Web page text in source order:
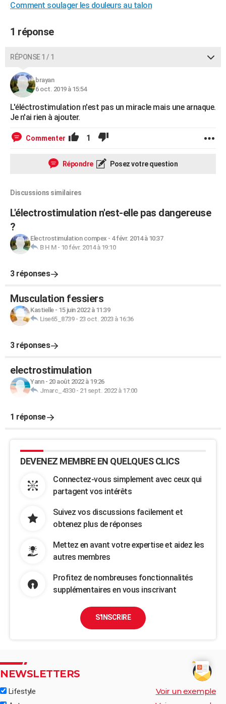
Comment soulager les douleurs au talon
1 réponse
RÉPONSE 1 / 1
brayan
6 oct. 2019 à 15:54
L'éléctrostimulation n'est pas un miracle mais une arnaque.
Je n'ai rien à ajouter.
Commenter 1
Répondre Posez votre question
Discussions similaires
L'électrostimulation n'est-elle pas dangereuse
?
Electrostimulation compex - 4 févr. 2014 à 10:37
B H M- 10 févr. 2014 à 19:10
3 réponses
Musculation fessiers
Kastielle- 15 juin 2022 à 11:39
Lise65_8739- 23 oct. 2023 à 16:36
3 réponses
electrostimulation
Yann- 20 août 2022 à 19:26
Jmarc_4330- 21 sept. 2022 à 17:00
1 réponse
DEVENEZ MEMBRE EN QUELQUES CLICS
Connectez-vous simplement avec ceux qui
partagent vos intérêts
Suivez vos discussions facilement et
obtenez plus de réponses
Mettez en avant votre expertise et aidez les
autres membres
Profitez de nombreuses fonctionnalités
supplémentaires en vous inscrivant
S'INSCRIRE
NEWSLETTERS
Lifestyle Voir un exemple